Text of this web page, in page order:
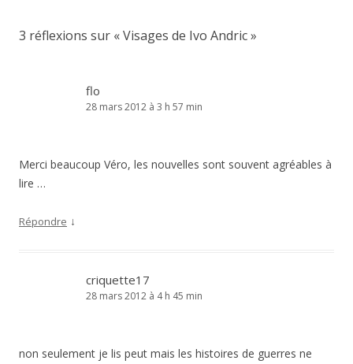
3 réflexions sur «Visages de Ivo Andric»
flo
28 mars 2012 à 3 h 57 min
Merci beaucoup Véro, les nouvelles sont souvent agréables à
lire …
Répondre ↓
criquette17
28 mars 2012 à 4 h 45 min
non seulement je lis peut mais les histoires de guerres ne